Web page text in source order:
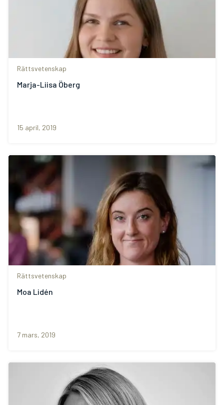
Rättsvetenskap
Marja-Liisa Öberg
15 april, 2019
Rättsvetenskap
Moa Lidén
7 mars, 2019